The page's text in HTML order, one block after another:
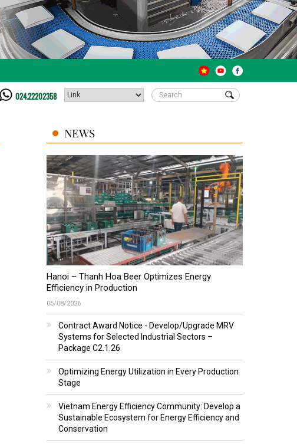
024.22202358
NEWS
Hanoi – Thanh Hoa Beer Optimizes Energy
Efficiency in Production
05/08/2026
Contract Award Notice - Develop/Upgrade MRV
Systems for Selected Industrial Sectors –
Package C2.1.26
Optimizing Energy Utilization in Every Production
Stage
Vietnam Energy Efficiency Community: Develop a
Sustainable Ecosystem for Energy Efficiency and
Conservation